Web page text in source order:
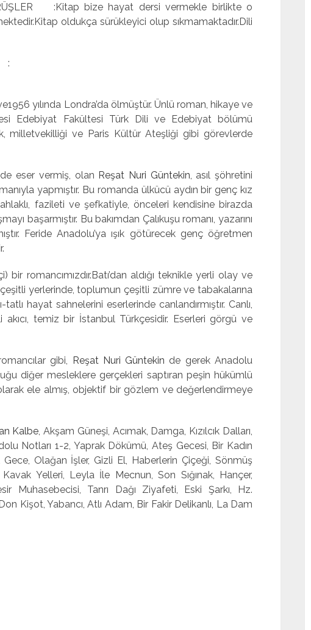
:Kitap bize hayat dersi vermekle birlikte o
oldukça sürükleyici olup sıkmamaktadır.Dili
:
yılında Londra’da ölmüştür. Ünlü roman, hikaye ve
Edebiyat Fakültesi Türk Dili ve Edebiyat bölümü
milletvekilliği ve Paris Kültür Ateşliği gibi görevlerde
vermiş, olan Reşat Nuri Güntekin, asıl şöhretini
yapmıştır. Bu romanda ülkücü aydın bir genç kız
fazileti ve şefkatiyle, önceleri kendisine birazda
başarmıştır. Bu bakımdan Çalıkuşu romanı, yazarını
Feride Anadolu’ya ışık götürecek genç öğretmen
aldığı teknikle yerli olay ve
çeşitli yerlerinde, toplumun çeşitli zümre ve tabakalarına
hayat sahnelerini eserlerinde canlandırmıştır. Canlı,
temiz bir İstanbul Türkçesidir. Eserleri görgü ve
gibi, Reşat Nuri Güntekin de gerek Anadolu
diğer mesleklere gerçekleri saptıran peşin hükümlü
ele almış, objektif bir gözlem ve değerlendirmeye
Kalbe, Akşam Güneşi, Acımak, Damga, Kızılcık Dalları,
Notları 1-2, Yaprak Dökümü, Ateş Gecesi, Bir Kadın
Gece, Olağan İşler, Gizli El, Haberlerin Çiçeği, Sönmüş
Kavak Yelleri, Leyla İle Mecnun, Son Sığınak, Hançer,
Muhasebecisi, Tanrı Dağı Ziyafeti, Eski Şarkı, Hz.
Kişot, Yabancı, Atlı Adam, Bir Fakir Delikanlı, La Dam